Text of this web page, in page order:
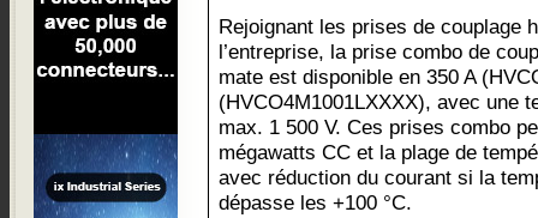
Rejoignant les prises de couplage
l’entreprise, la prise combo de
mate est disponible en 350 A
(HVCO4M1001LXXXX), avec une
max. 1 500 V. Ces prises combo
mégawatts CC et la plage de
avec réduction du courant si la
dépasse les +100 °C.